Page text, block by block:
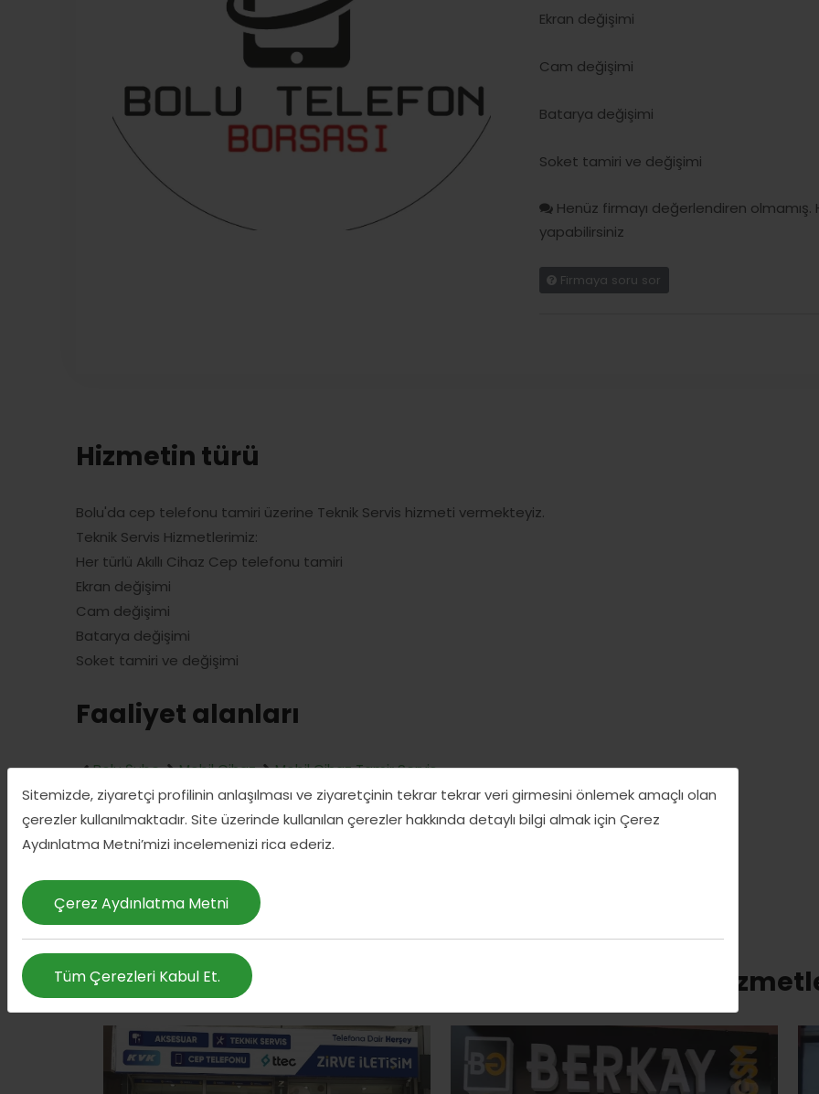
Sitemizde, ziyaretçi profilinin anlaşılması ve ziyaretçinin tekrar tekrar veri girmesini önlemek amaçlı olan
çerezler kullanılmaktadır. Site üzerinde kullanılan çerezler hakkında detaylı bilgi almak için Çerez
Aydınlatma Metni’mizi incelemenizi rica ederiz.
Çerez Aydınlatma Metni
Tüm Çerezleri Kabul Et.
Ekran değişimi
Cam değişimi
Batarya değişimi
Soket tamiri ve değişimi
Henüz firmayı değerlendiren
yapabilirsiniz
Firmaya soru sor
Hizmetin türü
Bolu'da cep telefonu tamiri üzerine Teknik Servis hizmeti vermekteyiz.
Teknik Servis Hizmetlerimiz:
Her türlü Akıllı Cihaz Cep telefonu tamiri
Ekran değişimi
Cam değişimi
Batarya değişimi
Soket tamiri ve değişimi
Faaliyet alanları
Bolu Şube Mobil Cihaz Mobil Cihaz Tamir Servis
Aynı kategorideki diğer